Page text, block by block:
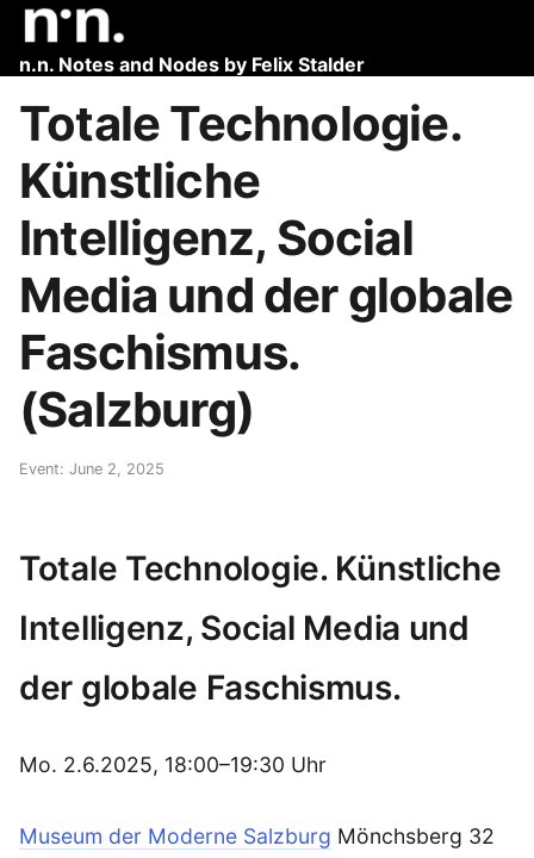
n.n. Notes and Nodes by Felix Stalder
Totale Technologie.
Künstliche
Intelligenz, Social
Media und der globale
Faschismus.
(Salzburg)
Event: June 2, 2025
Totale Technologie. Künstliche
Intelligenz, Social Media und
der globale Faschismus.
Mo. 2.6.2025, 18:00–19:30 Uhr
Museum der Moderne Salzburg Mönchsberg 32